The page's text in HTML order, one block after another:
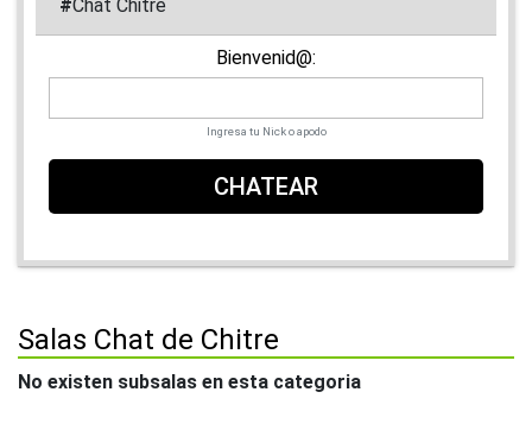
#Chat Chitre
Bienvenid@:
Ingresa tu Nick o apodo
CHATEAR
Salas Chat de Chitre
No existen subsalas en esta categoria